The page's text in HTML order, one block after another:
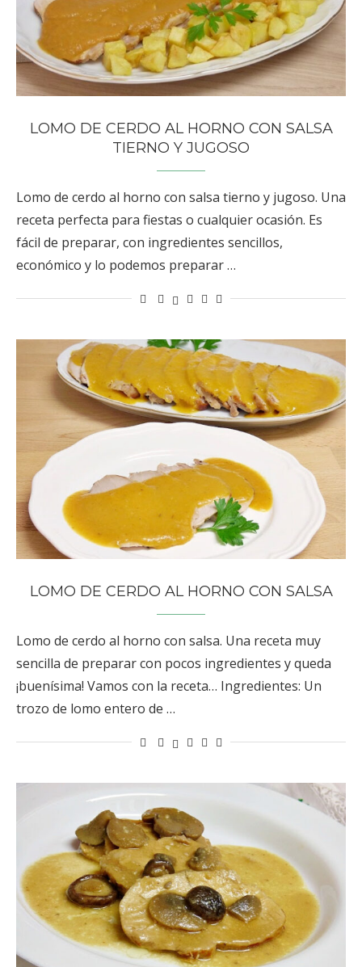
LOMO DE CERDO AL HORNO CON SALSA
TIERNO Y JUGOSO
Lomo de cerdo al horno con salsa tierno y jugoso. Una
receta perfecta para fiestas o cualquier ocasión. Es
fácil de preparar, con ingredientes sencillos,
económico y lo podemos preparar …
LOMO DE CERDO AL HORNO CON SALSA
Lomo de cerdo al horno con salsa. Una receta muy
sencilla de preparar con pocos ingredientes y queda
¡buenísima! Vamos con la receta… Ingredientes: Un
trozo de lomo entero de …